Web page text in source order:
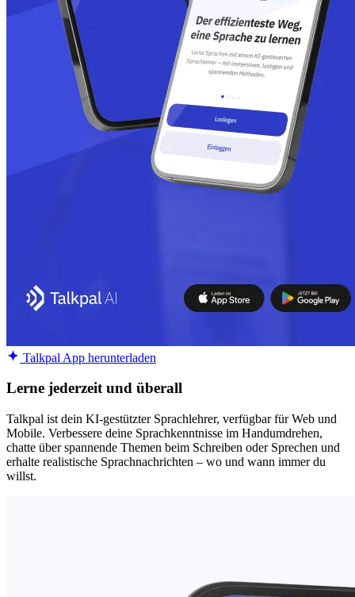
Talkpal App herunterladen
Lerne jederzeit und überall
Talkpal ist dein KI-gestützter Sprachlehrer, verfügbar für Web und
Mobile. Verbessere deine Sprachkenntnisse im Handumdrehen,
chatte über spannende Themen beim Schreiben oder Sprechen und
erhalte realistische Sprachnachrichten – wo und wann immer du
willst.